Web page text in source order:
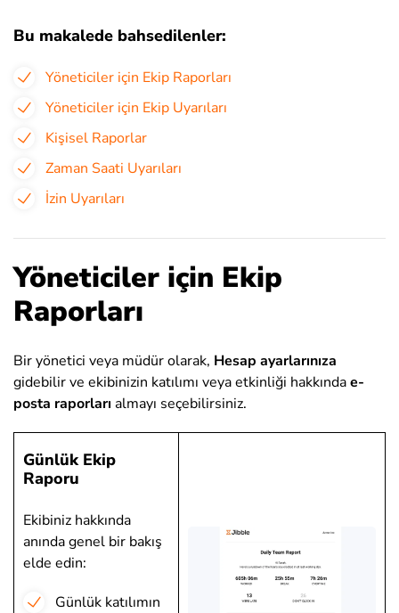
Bu makalede bahsedilenler:
Yöneticiler için Ekip Raporları
Yöneticiler için Ekip Uyarıları
Kişisel Raporlar
Zaman Saati Uyarıları
İzin Uyarıları
Yöneticiler için Ekip
Raporları
Bir yönetici veya müdür olarak, Hesap ayarlarınıza
gidebilir ve ekibinizin katılımı veya etkinliği hakkındae-
posta raporları almayı seçebilirsiniz.
Günlük Ekip
Raporu
Ekibiniz hakkında
anında genel bir bakış
elde edin:
Günlük katılımın